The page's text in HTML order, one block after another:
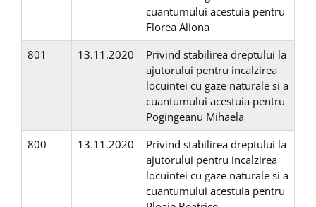
cuantumului acestuia pentru
Florea Aliona
801
13.11.2020
Privind stabilirea dreptului la
ajutorului pentru incalzirea
locuintei cu gaze naturale si a
cuantumului acestuia pentru
Pogingeanu Mihaela
800
13.11.2020
Privind stabilirea dreptului la
ajutorului pentru incalzirea
locuintei cu gaze naturale si a
cuantumului acestuia pentru